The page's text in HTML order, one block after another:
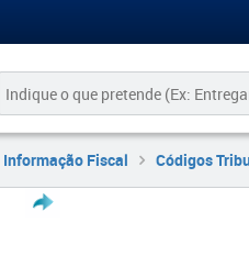
Informação Fiscal Códigos